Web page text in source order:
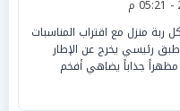
ربة منزل مع اقتراب المناسبات
طبق رئيسي يخرج عن الإطار
مظهراً جذاباً يضاهي أفخم